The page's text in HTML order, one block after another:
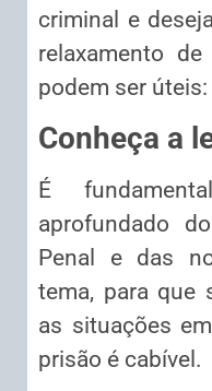
criminal e
relaxamento
podem ser úteis:
Conheça a
É
aprofundado
Penal e das
tema, para que
as situações
prisão é cabível.